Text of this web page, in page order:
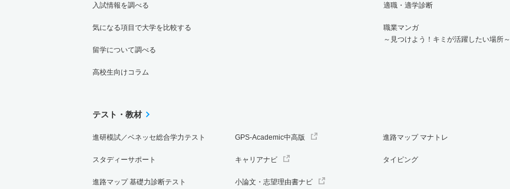
入試情報を調べる
気になる項目で大学を比較する
留学について調べる
高校生向けコラム
適職・適学診断
職業マンガ
～見つけよう！キミが活躍したい場所～
テスト・教材
進研模試／ベネッセ総合学力テスト
スタディーサポート
進路マップ 基礎力診断テスト
GPS-Academic中高版
キャリアナビ
小論文・志望理由書ナビ
進路マップ マナトレ
タイピング